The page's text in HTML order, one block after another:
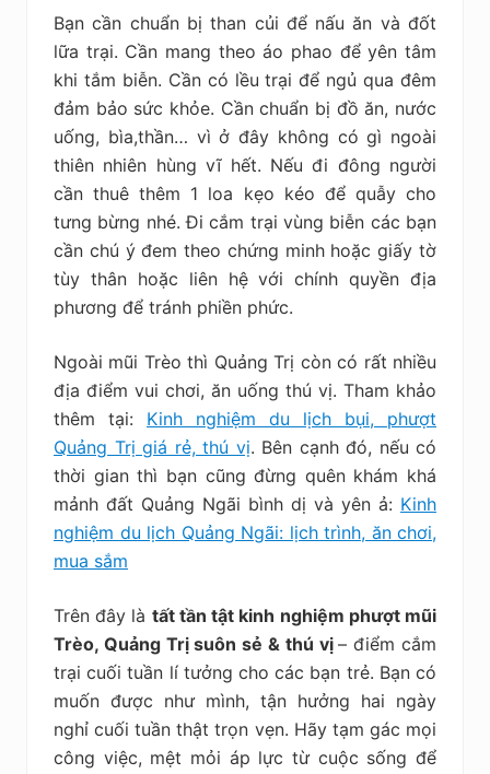
Bạn cần chuẩn bị than củi để nấu ăn và đốt
lữa trại. Cần mang theo áo phao để yên tâm
khi tắm biễn. Cần có lều trại để ngủ qua đêm
đảm bảo sức khỏe. Cần chuẩn bị đồ ăn, nước
uống, bìa,thần… vì ở đây không có gì ngoài
thiên nhiên hùng vĩ hết. Nếu đi đông người
cần thuê thêm 1 loa kẹo kéo để quẫy cho
tưng bừng nhé. Đi cắm trại vùng biễn các bạn
cần chú ý đem theo chứng minh hoặc giấy tờ
tùy thân hoặc liên hệ với chính quyền địa
phương để tránh phiền phức.
Ngoài mũi Trèo thì Quảng Trị còn có rất nhiều
địa điểm vui chơi, ăn uống thú vị. Tham khảo
thêm tại: Kinh nghiệm du lịch bụi, phượt
Quảng Trị giá rẻ, thú vị. Bên cạnh đó, nếu có
thời gian thì bạn cũng đừng quên khám khá
mảnh đất Quảng Ngãi bình dị và yên ả: Kinh
nghiệm du lịch Quảng Ngãi: lịch trình, ăn chơi,
mua sắm
Trên đây là tất tần tật kinh nghiệm phượt mũi
Trèo, Quảng Trị suôn sẻ & thú vị– điểm cắm
trại cuối tuần lí tưởng cho các bạn trẻ. Bạn có
muốn được như mình, tận hưởng hai ngày
nghỉ cuối tuần thật trọn vẹn. Hãy tạm gác mọi
công việc, mệt mỏi áp lực từ cuộc sống để